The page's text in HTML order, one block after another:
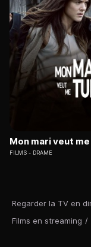
Regarder la TV en
Films en streaming /
Mon mari veut
FILMS DRAME